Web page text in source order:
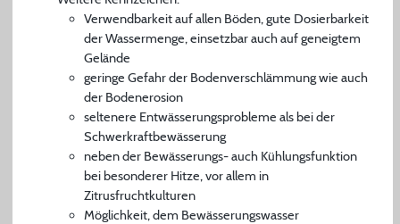
Verwendbarkeit auf allen Böden, gute Dosierbarkeit
der Wassermenge, einsetzbar auch auf geneigtem
Gelände
geringe Gefahr der Bodenverschlämmung wie auch
der Bodenerosion
seltenere Entwässerungsprobleme als bei der
Schwerkraftbewässerung
neben der Bewässerungs- auch Kühlungsfunktion
bei besonderer Hitze, vor allem in
Zitrusfruchtkulturen
Möglichkeit, dem Bewässerungswasser